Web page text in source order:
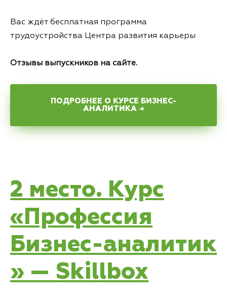
Вас ждёт бесплатная программа
трудоустройства Центра развития карьеры
Отзывы выпускников на сайте.
ПОДРОБНЕЕ О КУРСЕ БИЗНЕС-
АНАЛИТИКА →
2 место. Курс
«Профессия
Бизнес-аналитик
» — Skillbox